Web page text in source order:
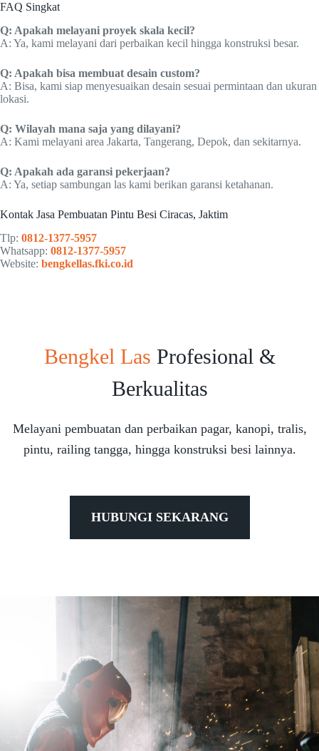
FAQ Singkat
Q: Apakah melayani proyek skala kecil?
A: Ya, kami melayani dari perbaikan kecil hingga konstruksi besar.
Q: Apakah bisa membuat desain custom?
A: Bisa, kami siap menyesuaikan desain sesuai permintaan dan ukuran
lokasi.
Q: Wilayah mana saja yang dilayani?
A: Kami melayani area Jakarta, Tangerang, Depok, dan sekitarnya.
Q: Apakah ada garansi pekerjaan?
A: Ya, setiap sambungan las kami berikan garansi ketahanan.
Kontak Jasa Pembuatan Pintu Besi Ciracas, Jaktim
Tlp: 0812-1377-5957
Whatsapp: 0812-1377-5957
Website: bengkellas.fki.co.id
Bengkel Las Profesional &
Berkualitas
Melayani pembuatan dan perbaikan pagar, kanopi, tralis,
pintu, railing tangga, hingga konstruksi besi lainnya.
HUBUNGI SEKARANG